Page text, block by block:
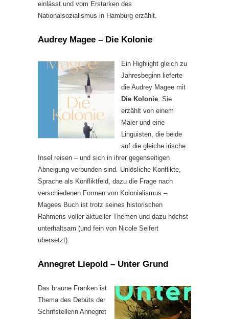
einlässt und vom Erstarken des
Nationalsozialismus in Hamburg erzählt.
Audrey Magee – Die Kolonie
Ein Highlight gleich zu
Jahresbeginn lieferte
die Audrey Magee mit
Die Kolonie. Sie
erzählt von einem
Maler und eine
Linguisten, die beide
auf die gleiche irische
Insel reisen – und sich in ihrer gegenseitigen
Abneigung verbunden sind. Unlösliche Konflikte,
Sprache als Konfliktfeld, dazu die Frage nach
verschiedenen Formen von Kolonialismus –
Magees Buch ist trotz seines historischen
Rahmens voller aktueller Themen und dazu höchst
unterhaltsam (und fein von Nicole Seifert
übersetzt).
Annegret Liepold – Unter Grund
Das braune Franken ist
Thema des Debüts der
Schrifstellerin Annegret